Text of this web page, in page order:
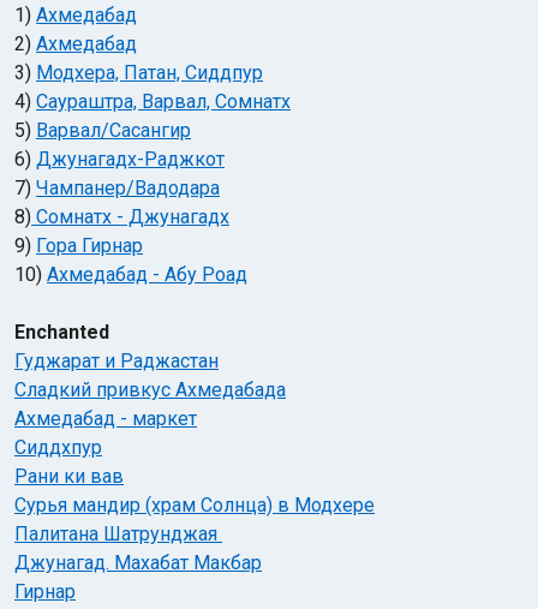
1) Ахмедабад
2) Ахмедабад
3) Модхера, Патан, Сиддпур
4) Саураштра, Варвал, Сомнатх
5) Варвал/Сасангир
6) Джунагадх-Раджкот
7) Чампанер/Вадодара
8) Сомнатх - Джунагадх
9) Гора Гирнар
10) Ахмедабад - Абу Роад
Enchanted
Гуджарат и Раджастан
Cладкий привкус Ахмедабада
Ахмедабад - маркет
Сиддхпур
Рани ки вав
Сурья мандир (храм Солнца) в Модхере
Палитана Шатрунджая
Джунагад. Махабат Макбар
Гирнар